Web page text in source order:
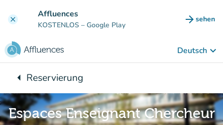
clear Affluences
KOSTENLOS – Google Play arrow_forward sehen
(new
Deutsch keyboard_arrow_down
arrow_leftZurück zu:
Reservierung
Espaces Enseignant Chercheur